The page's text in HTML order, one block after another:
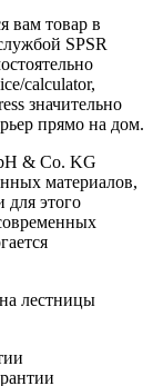
вам товар в
SPSR
calculator,
значительно
прямо на дом.
& Со. KG
материалов,
для этого
лестницы